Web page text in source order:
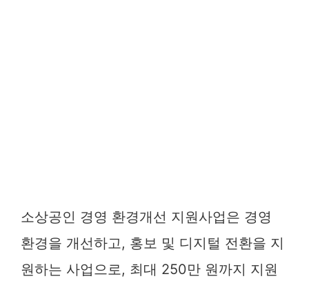
소상공인 경영 환경개선 지원사업은 경영
환경을 개선하고, 홍보 및 디지털 전환을 지
원하는 사업으로, 최대 250만 원까지 지원